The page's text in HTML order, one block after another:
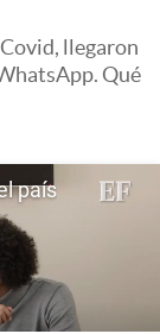
llegaron
Qué